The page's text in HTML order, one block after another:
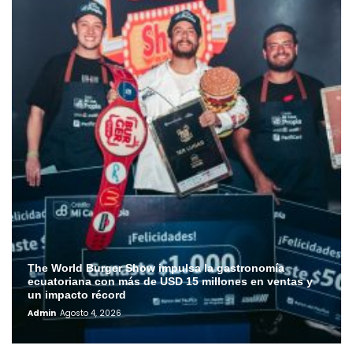
The World Burger Show impulsa la gastronomía
ecuatoriana con más de USD 15 millones en ventas y
un impacto récord
Admin Agosto 4, 2026